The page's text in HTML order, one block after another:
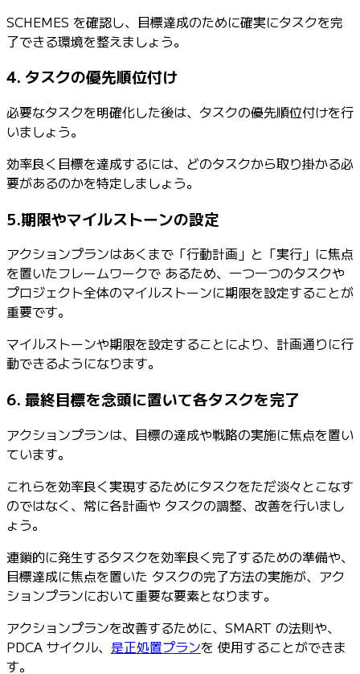
SCHEMES を確認し、目標達成のために確実にタスクを完
了できる環境を整えましょう。
4. タスクの優先順位付け
必要なタスクを明確化した後は、タスクの優先順位付けを行
いましょう。
効率良く目標を達成するには、どのタスクから取り掛かる必
要があるのかを特定しましょう。
5.期限やマイルストーンの設定
アクションプランはあくまで「行動計画」と「実行」に焦点
を置いたフレームワークで あるため、一つ一つのタスクや
プロジェクト全体のマイルストーンに期限を設定することが
重要です。
マイルストーンや期限を設定することにより、計画通りに行
動できるようになります。
6. 最終目標を念頭に置いて各タスクを完了
アクションプランは、目標の達成や戦略の実施に焦点を置い
ています。
これらを効率良く実現するためにタスクをただ淡々とこなす
のではなく、常に各計画や タスクの調整、改善を行いまし
ょう。
連鎖的に発生するタスクを効率良く完了するための準備や、
目標達成に焦点を置いた タスクの完了方法の実施が、アク
ションプランにおいて重要な要素となります。
アクションプランを改善するために、SMART の法則や、
PDCA サイクル、 是正処置プランを 使用することができま
す。